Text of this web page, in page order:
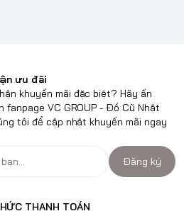
ưu đãi
khuyến mãi đặc biệt? Hãy ấn
fanpage VC GROUP - Đồ Cũ Nhật
tôi để cập nhật khuyến mãi ngay
Đăng ký
THANH TOÁN